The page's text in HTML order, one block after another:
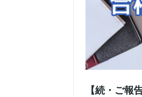
【続・ご報